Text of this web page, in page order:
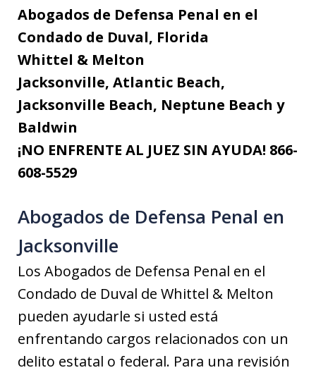
Abogados de Defensa Penal en el
Condado de Duval, Florida
Whittel & Melton
Jacksonville, Atlantic Beach,
Jacksonville Beach, Neptune Beach y
Baldwin
¡NO ENFRENTE AL JUEZ SIN AYUDA! 866-
608-5529
Abogados de Defensa Penal en
Jacksonville
Los Abogados de Defensa Penal en el
Condado de Duval de Whittel & Melton
pueden ayudarle si usted está
enfrentando cargos relacionados con un
delito estatal o federal. Para una revisión